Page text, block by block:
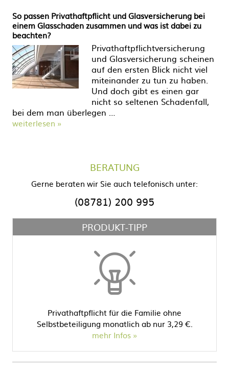
So passen Privathaftpflicht und Glasversicherung bei
einem Glasschaden zusammen und was ist dabei zu
beachten?
Privathaftpflichtversicherung
und Glasversicherung scheinen
auf den ersten Blick nicht viel
miteinander zu tun zu haben.
Und doch gibt es einen gar
nicht so seltenen Schadenfall,
bei dem man überlegen …
weiterlesen »
BERATUNG
Gerne beraten wir Sie auch telefonisch unter:
(08781) 200 995
PRODUKT-TIPP
Privathaftpflicht für die Familie ohne
Selbstbeteiligung monatlich ab nur 3,29 €.
mehr Infos